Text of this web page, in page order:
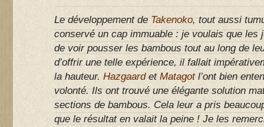
Le développement deTakenoko, tout aussi
conservé un cap immuable : je voulais que les
de voir pousser les bambous tout au long de
d’offrir une telle expérience, il fallait
la hauteur.HazgaardetMatagotl’ont bien
volonté. Ils ont trouvé une élégante solution
sections de bambous. Cela leur a pris
que le résultat en valait la peine ! Je les